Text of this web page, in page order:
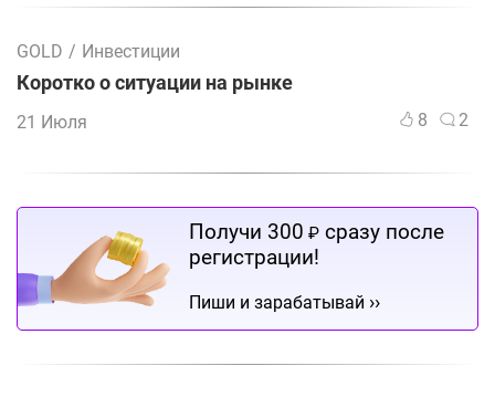
GOLD / Инвестиции
Коротко о ситуации на рынке
21 Июля 8 2
Получи 300 ₽ сразу после
регистрации!
Пиши и зарабатывай ››